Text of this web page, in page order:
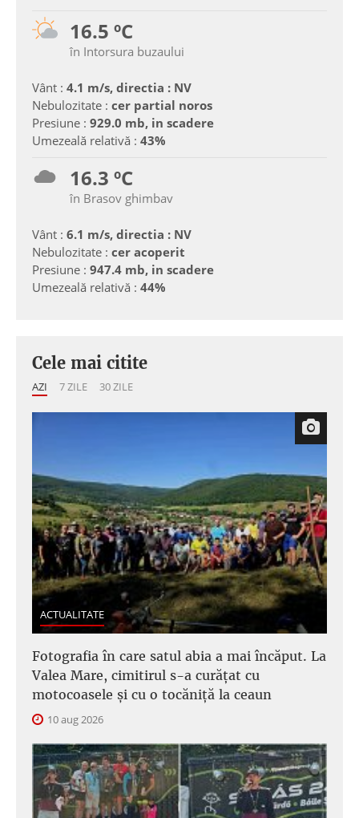
16.5 ºC
în Intorsura buzaului
Vânt : 4.1 m/s, directia : NV
Nebulozitate : cer partial noros
Presiune : 929.0 mb, in scadere
Umezeală relativă : 43%
16.3 ºC
în Brasov ghimbav
Vânt : 6.1 m/s, directia : NV
Nebulozitate : cer acoperit
Presiune : 947.4 mb, in scadere
Umezeală relativă : 44%
Cele mai citite
AZI 7 ZILE 30 ZILE
ACTUALITATE
Fotografia în care satul abia a mai încăput. La
Valea Mare, cimitirul s-a curățat cu
motocoasele și cu o tocăniță la ceaun
10 aug 2026